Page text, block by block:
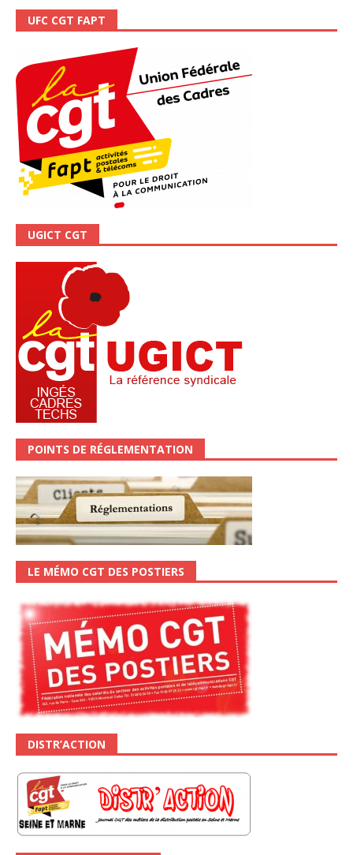
UFC CGT FAPT
UGICT CGT
POINTS DE RÉGLEMENTATION
LE MÉMO CGT DES POSTIERS
DISTR’ACTION